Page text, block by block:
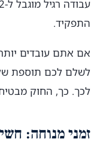
התפקיד.
לכך. כך, החוק
זמני מנוחה: